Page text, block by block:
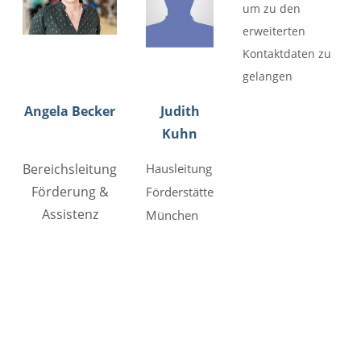
um zu den
erweiterten
Kontaktdaten zu
gelangen
Angela Becker
Judith
Kuhn
Bereichsleitung
Förderung &
Assistenz
Hausleitung
Förderstätte
München